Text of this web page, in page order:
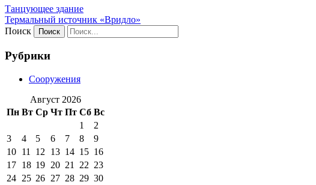
Танцующее здание
Термальный источник «Вридло»
Поиск
Рубрики
Сооружения
Август 2026
Пн Вт Ср Чт Пт Сб Вс
1
2
3
4 5 6 7 8
9
10 11 12 13 14 15 16
17 18 19 20 21 22 23
24 25 26 27 28 29 30